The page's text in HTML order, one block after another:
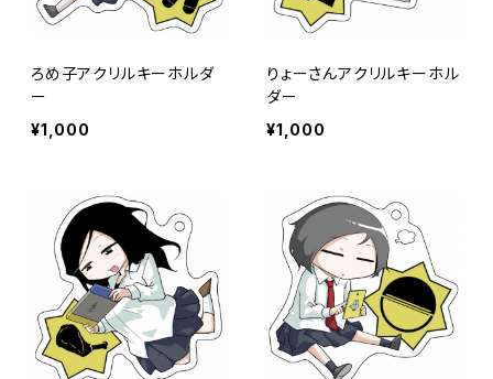
ろめ子アクリルキーホルダ
ー
¥1,000
りょーさんアクリルキーホル
ダー
¥1,000